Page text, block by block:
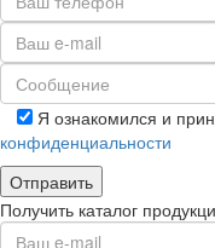
Я ознакомился и
конфиденциальности
Получить каталог